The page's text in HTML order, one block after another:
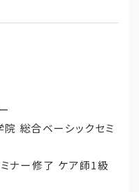
院 総合ベーシックセミ
ナー修了 ケア師1級